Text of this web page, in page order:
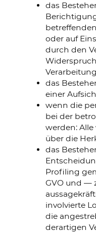
das
oder auf
durch den
Verarbeitung
das
einer
wenn die
bei der
werden:
über die
das
Profiling
GVO und —
involvierte
die
derartigen